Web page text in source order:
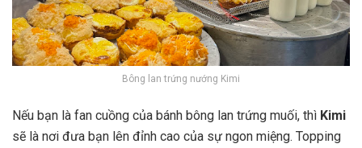
Bông lan trứng nướng Kimi
Nếu bạn là fan cuồng của bánh bông lan trứng muối, thì Kimi
sẽ là nơi đưa bạn lên đỉnh cao của sự ngon miệng. Topping